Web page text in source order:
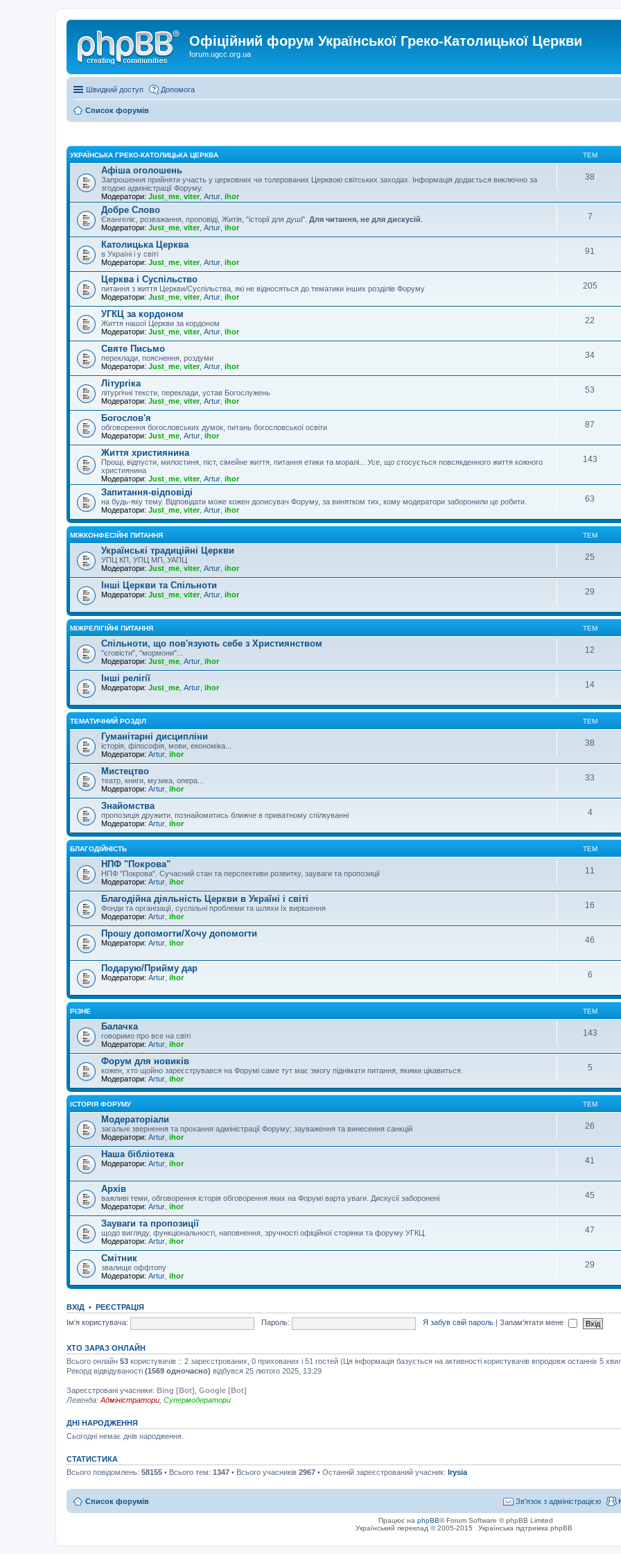
Офіційний форум Української Греко-Католицької Церкви
forum.ugcc.org.ua
Швидкий доступ Допомога
Список форумів
УКРАЇНСЬКА ГРЕКО-КАТОЛИЦЬКА ЦЕРКВА ТЕМ
Афіша оголошень
Запрошення прийняти участь у церковних чи толерованих Церквою світських заходах. Інформація додається виключно за
згодою адміністрації Форуму.
Модератори: Just_me viter, Artur ihor
38
Добре Слово
Євангеліє, розважання, проповіді, Житія, "історії для душі". Для читання, не для дискусій
Модератори: Just_me viter, Artur ihor
7
Католицька Церква
в Україні і у світі
Модератори: Just_me viter, Artur ihor
91
Церква і Суспільство
питання з життя Церкви/Суспільства, які не відносяться до тематики інших розділів Форуму
Модератори: Just_me viter, Artur ihor
205
УГКЦ за кордоном
Життя нашої Церкви за кордоном
Модератори: Just_me viter, Artur ihor
22
Святе Письмо
переклади, пояснення, роздуми
Модератори: Just_me viter, Artur ihor
34
Літургіка
літургічні тексти, переклади, устав Богослужень
Модератори: Just_me viter, Artur ihor
53
Богослов'я
обговорення богословських думок, питань богословської освіти
Модератори: Just_me Artur ihor
87
Життя християнина
Прощі, відпусти, милостиня, піст, сімейне життя, питання етики та моралі... Усе, що стосується повсякденного життя кожного
християнина
Модератори: Just_me viter, Artur ihor
143
Запитання-відповіді
на будь-яку тему. Відповідати може кожен дописувач Форуму, за винятком тих, кому модератори заборонили це робити.
Модератори: Just_me viter, Artur ihor
63
МІЖКОНФЕСІЙНІ ПИТАННЯ ТЕМ
Українські традиційні Церкви
УПЦ КП, УПЦ МП, УАПЦ
Модератори: Just_me viter, Artur ihor
25
Інші Церкви та Спільноти
Модератори: Just_me viter, Artur ihor 29
МІЖРЕЛІГІЙНІ ПИТАННЯ ТЕМ
Спільноти, що пов'язують себе з Християнством
"єговісти", "мормони"...
Модератори: Just_me Artur ihor
12
Інші релігії
Модератори: Just_me Artur ihor 14
ТЕМАТИЧНИЙ РОЗДІЛ ТЕМ
Гуманітарні дисципліни
історія, філософія, мови, економіка...
Модератори: Artur ihor
38
Мистецтво
театр, книги, музика, опера...
Модератори: Artur ihor
33
Знайомства
пропозиція дружити, познайомитись ближче в приватному спілкуванні
Модератори: Artur ihor
4
БЛАГОДІЙНІСТЬ ТЕМ
НПФ "Покрова"
НПФ "Покрова". Сучасний стан та перспективи розвитку, зауваги та пропозиції
Модератори: Artur ihor
11
Благодійна діяльність Церкви в Україні і світі
Фонди та організації, суспільні проблеми та шляхи їх вирішення
Модератори: Artur ihor
16
Прошу допомогти/Хочу допомогти
Модератори: Artur ihor 46
Подарую/Прийму дар
Модератори: Artur ihor 6
РІЗНЕ ТЕМ
Балачка
говоримо про все на світі
Модератори: Artur ihor
143
Форум для новиків
кожен, хто щойно зареєструвався на Форумі саме тут має змогу піднімати питання, якими цікавиться.
Модератори: Artur ihor
5
ІСТОРІЯ ФОРУМУ ТЕМ
Модераторіали
загальні звернення та прохання адміністрації Форуму; зауваження та винесення санкцій
Модератори: Artur ihor
26
Наша бібліотека
Модератори: Artur ihor 41
Архів
важливі теми, обговорення історія обговорення яких на Форумі варта уваги. Дискусії заборонені
Модератори: Artur ihor
45
Зауваги та пропозиції
щодо вигляду, функціональності, наповнення, зручності офіційної сторінки та форуму УГКЦ.
Модератори: Artur ihor
47
Смітник
звалище оффтопу
Модератори: Artur ihor
29
ВХІД • РЕЄСТРАЦІЯ
Ім'я користувача:
Пароль: Я забув свій пароль Запам'ятати мене
ХТО ЗАРАЗ ОНЛАЙН
Всього онлайн 53 користувачів :: 2 зареєстрованих, 0 прихованих і 51 гостей (Ця інформація базується на активності користувачів впродовж останніх 5
Рекорд відвідуваності (1569 одночасно) відбувся 25 лютого 2025, 13:29
Зареєстровані учасники: Bing [Bot] Google [Bot]
Легенда: Адміністратори Супермодератори
ДНІ НАРОДЖЕННЯ
Сьогодні немає днів народження.
СТАТИСТИКА
Всього повідомлень: 58155 • Всього тем: 1347 • Всього учасників 2967 • Останній зареєстрований учасник: Irysia
Список форумів Зв'язок з адміністрацією
Працює на phpBB® Forum Software © phpBB Limited
Український переклад © 2005-2015
Українська підтримка phpBB